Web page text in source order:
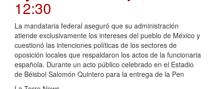
12:30
La mandataria federal aseguró que su administración
atiende exclusivamente los intereses del pueblo de México y
cuestionó las intenciones políticas de los sectores de
oposición locales que respaldaron los actos de la funcionaria
española. Durante un acto público celebrado en el Estadio
de Béisbol Salomón Quintero para la entrega de la Pen